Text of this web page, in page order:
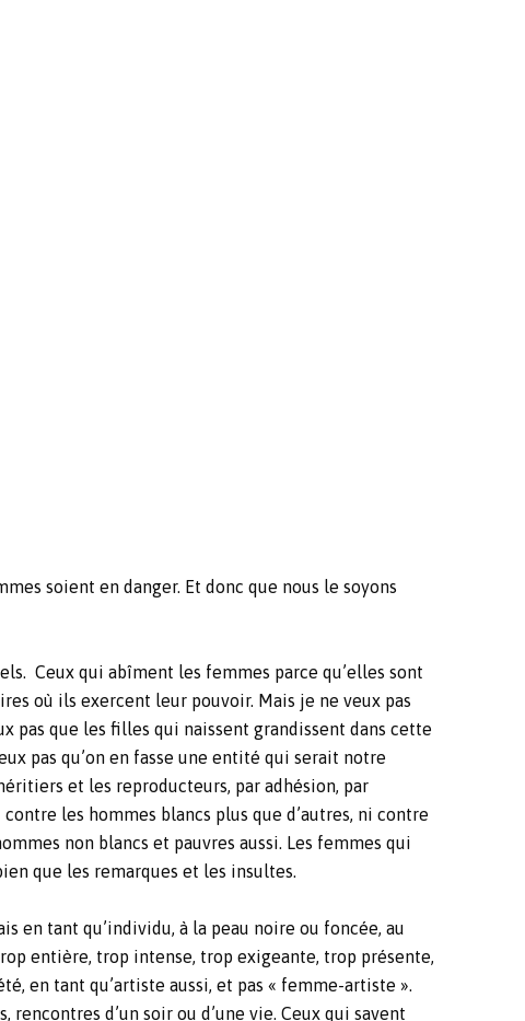
soient en danger. Et donc que nous le soyons
Ceux qui abîment les femmes parce qu’elles sont
où ils exercent leur pouvoir. Mais je ne veux pas
pas que les filles qui naissent grandissent dans cette
pas qu’on en fasse une entité qui serait notre
et les reproducteurs, par adhésion, par
les hommes blancs plus que d’autres, ni contre
non blancs et pauvres aussi. Les femmes qui
que les remarques et les insultes.
en tant qu’individu, à la peau noire ou foncée, au
entière, trop intense, trop exigeante, trop présente,
en tant qu’artiste aussi, et pas « femme-artiste ».
d’un soir ou d’une vie. Ceux qui savent